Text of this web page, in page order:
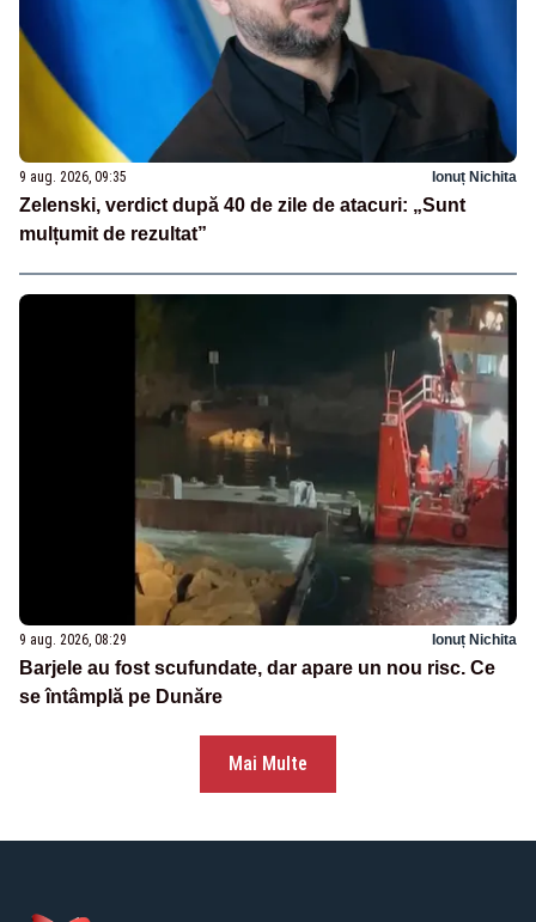
9 aug. 2026, 09:35 Ionuț Nichita
Zelenski, verdict după 40 de zile de atacuri: „Sunt
mulțumit de rezultat”
9 aug. 2026, 08:29 Ionuț Nichita
Barjele au fost scufundate, dar apare un nou risc. Ce
se întâmplă pe Dunăre
Mai Multe